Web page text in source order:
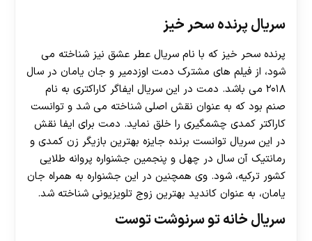
سریال پرنده سحر خیز
پرنده سحر خیز که با نام سریال عطر عشق نیز شناخته می
شود، از فیلم های مشترک دمت اوزدمیر و جان یامان در سال
۲۰۱۸ می باشد. دمت در این سریال ایفاگر کاراکتری به نام
صنم بود که به عنوان نقش اصلی شناخته می شد و توانست
کاراکتر کمدی چشمگیری را خلق نماید. دمت برای ایفا نقش
در این سریال توانست برنده جایزه بهترین بازیگر زن کمدی و
رمانتیک آن سال در چهل و پنجمین جشنواره پروانه طلایی
کشور ترکیه، شود. وی همچنین در این جشنواره به همراه جان
یامان، به عنوان کاندید بهترین زوج تلویزیونی شناخته شد.
سریال خانه تو سرنوشت توست